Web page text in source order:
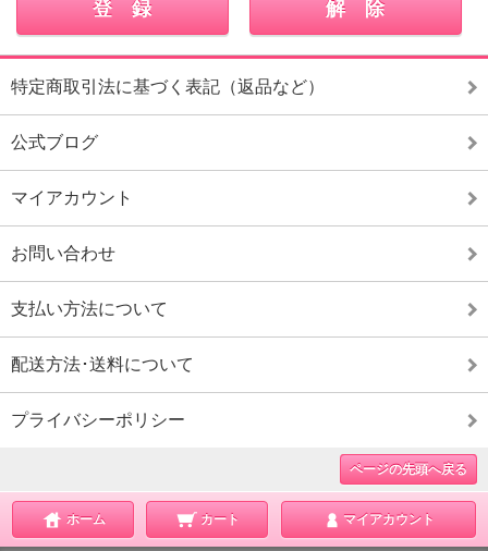
特定商取引法に基づく表記（返品など）
公式ブログ
マイアカウント
お問い合わせ
支払い方法について
配送方法･送料について
プライバシーポリシー
ページの先頭へ戻る
ホーム カート マイアカウント